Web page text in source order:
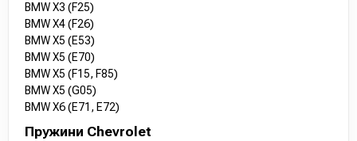
BMW X3 (F25)
BMW X4 (F26)
BMW X5 (E53)
BMW X5 (E70)
BMW X5 (F15, F85)
BMW X5 (G05)
BMW X6 (E71, E72)
Пружини Chevrolet